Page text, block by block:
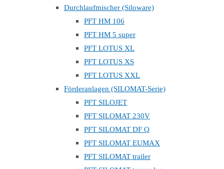
Durchlaufmischer (Siloware)
PFT HM 106
PFT HM 5 super
PFT LOTUS XL
PFT LOTUS XS
PFT LOTUS XXL
Förderanlagen (SILOMAT-Serie)
PFT SILOJET
PFT SILOMAT 230V
PFT SILOMAT DF Q
PFT SILOMAT EUMAX
PFT SILOMAT trailer